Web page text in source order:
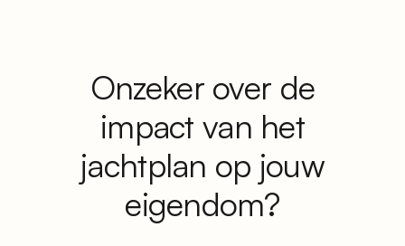
Onzeker over de
impact van het
jachtplan op jouw
eigendom?